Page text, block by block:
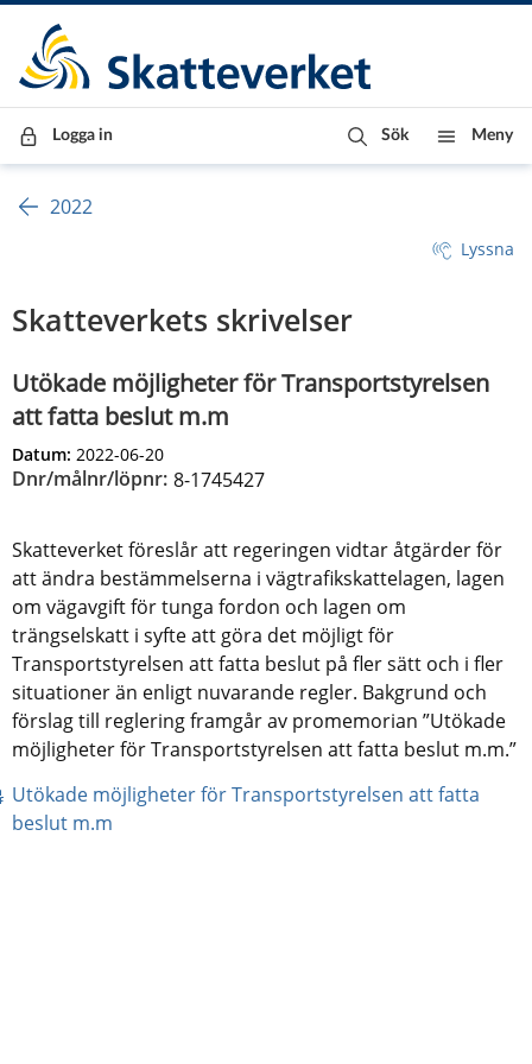
Till innehåll
Till navigationen
Till chattrobot
Logga in Sök Meny
2022
Lyssna
Skatteverkets skrivelser
Utökade möjligheter för Transportstyrelsen
att fatta beslut m.m
Datum: 2022-06-20
Dnr/målnr/löpnr: 8-1745427
Skatteverket föreslår att regeringen vidtar åtgärder för
att ändra bestämmelserna i vägtrafikskattelagen, lagen
om vägavgift för tunga fordon och lagen om
trängselskatt i syfte att göra det möjligt för
Transportstyrelsen att fatta beslut på fler sätt och i fler
situationer än enligt nuvarande regler. Bakgrund och
förslag till reglering framgår av promemorian ”Utökade
möjligheter för Transportstyrelsen att fatta beslut m.m.”
Utökade möjligheter för Transportstyrelsen att fatta
beslut m.m